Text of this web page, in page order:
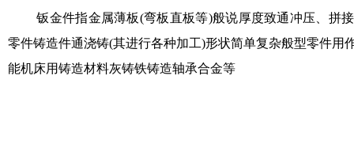
钣金件指金属薄板(弯板直板等)般说厚度致通冲压、拼
零件铸造件通浇铸(其进行各种加工)形状简单复杂般型零件用
能机床用铸造材料灰铸铁铸造轴承合金等